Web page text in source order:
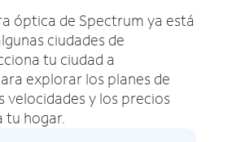
óptica de Spectrum ya está
ciudades de
tu ciudad a
explorar los planes de
velocidades y los precios
tu hogar.